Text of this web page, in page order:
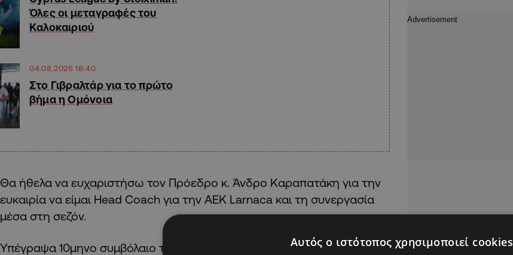
Όλες οι μεταγραφές του
Καλοκαιριού
04.08.2026 18:40
Στο Γιβραλτάρ για το πρώτο
βήμα η Ομόνοια
Θα ήθελα να ευχαριστήσω τον Πρόεδρο κ. Άνδρο Καραπατάκη για την
ευκαιρία να είμαι Head Coach για την AEK Larnaca και τη συνεργασία
μέσα στη σεζόν.
Υπέγραψα 10μηνο συμβόλαιο τον περασμένο Αύγουστο και έχωΑυτός ο ιστότοπος χρησιμοποιεί cookies